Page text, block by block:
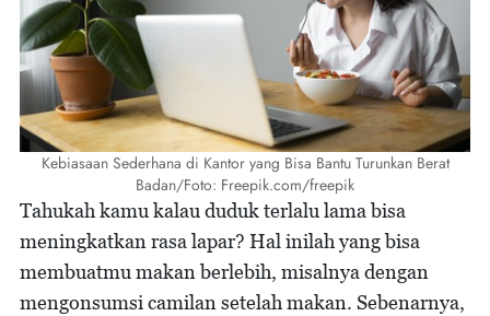
Kebiasaan Sederhana di Kantor yang Bisa Bantu Turunkan Berat
Badan/Foto: Freepik.com/freepik
Tahukah kamu kalau duduk terlalu lama bisa
meningkatkan rasa lapar? Hal inilah yang bisa
membuatmu makan berlebih, misalnya dengan
mengonsumsi camilan setelah makan. Sebenarnya,